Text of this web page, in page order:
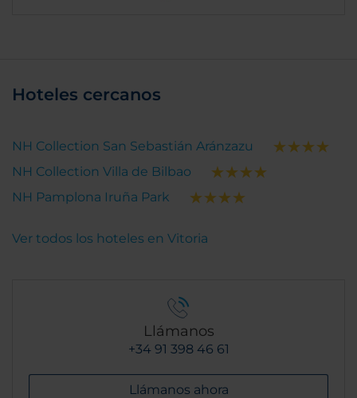
Hoteles cercanos
NH Collection San Sebastián Aránzazu
NH Collection Villa de Bilbao
NH Pamplona Iruña Park
Ver todos los hoteles en Vitoria
Llámanos
+34 91 398 46 61
Llámanos ahora